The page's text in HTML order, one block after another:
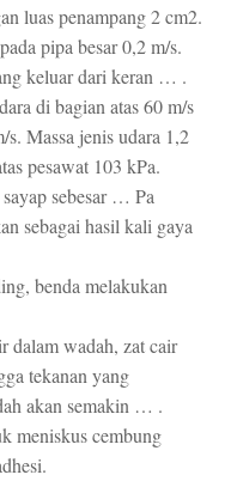
luas penampang 2 cm2.
pipa besar 0,2 m/s.
keluar dari keran … .
di bagian atas 60 m/s
Massa jenis udara 1,2
pesawat 103 kPa.
sebesar … Pa
sebagai hasil kali gaya
benda melakukan
dalam wadah, zat cair
tekanan yang
akan semakin … .
meniskus cembung